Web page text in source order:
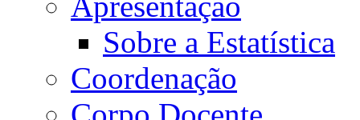
Sobre a Estatística
Coordenação